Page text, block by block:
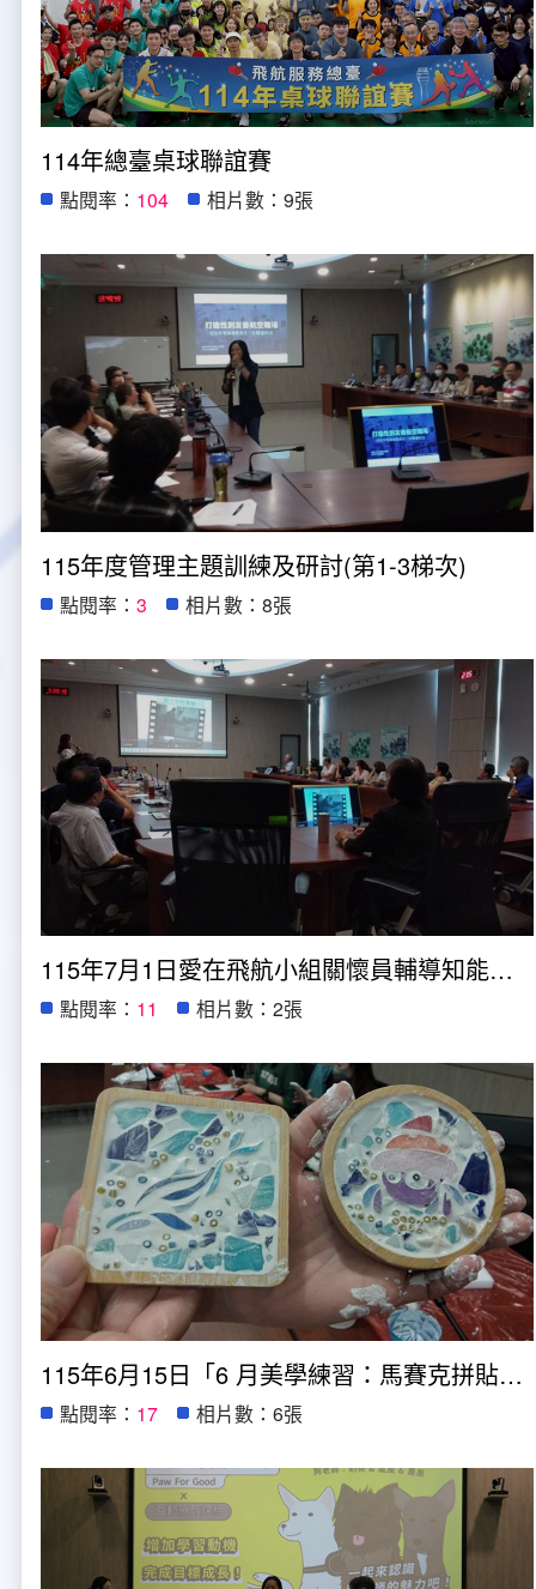
請願之處理結果及訴願之決定
公共工程採購契約
支付或接受補助金
條約
內部控制制度
線上申辦表單下載
飛航服務總臺執行職務安全及衛生防護報告
性別宣導及文件下載
性別平等工作小組及會議紀錄
學習與分享
飛航服務回顧
檔案相關連結
廉政熱線
政風電子報
114年總臺桌球聯誼賽
點閱率： 104 相片數：9張
115年度管理主題訓練及研討(第1-3梯次)
點閱率： 3 相片數：8張
115年7月1日愛在飛航小組關懷員輔導知能訓練
點閱率： 11 相片數：2張
115年6月15日「6 月美學練習：馬賽克拼貼・手作紓壓課」
點閱率： 17 相片數：6張